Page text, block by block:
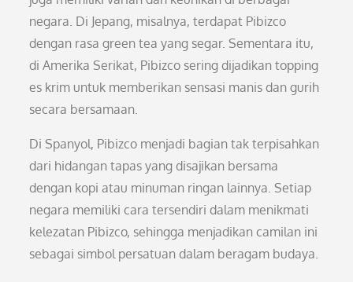
negara. Di Jepang, misalnya, terdapat Pibizco
dengan rasa green tea yang segar. Sementara itu,
di Amerika Serikat, Pibizco sering dijadikan topping
es krim untuk memberikan sensasi manis dan gurih
secara bersamaan.
Di Spanyol, Pibizco menjadi bagian tak terpisahkan
dari hidangan tapas yang disajikan bersama
dengan kopi atau minuman ringan lainnya. Setiap
negara memiliki cara tersendiri dalam menikmati
kelezatan Pibizco, sehingga menjadikan camilan ini
sebagai simbol persatuan dalam beragam budaya.